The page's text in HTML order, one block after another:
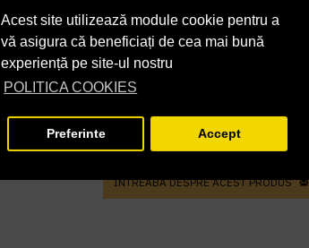
Acest site utilizează module cookie pentru a
vă asigura că beneficiați de cea mai bună
experiență pe site-ul nostru
POLITICA COOKIES
Preferinte Accept
ADAUGĂ ÎN COŞ
9sau mai multe la
14sau mai multe la60,91 RON / buc
INTREABA DESPRE ACEST PRODUS